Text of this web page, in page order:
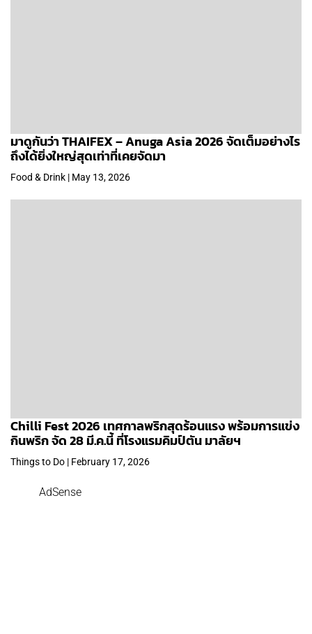
มาดูกันว่า THAIFEX – Anuga Asia 2026 จัดเต็มอย่างไร
ถึงได้ยิ่งใหญ่สุดเท่าที่เคยจัดมา
Food & Drink | May 13, 2026
Chilli Fest 2026 เทศกาลพริกสุดร้อนแรง พร้อมการแข่ง
กินพริก จัด 28 มี.ค.นี้ ที่โรงแรมคิมป์ตัน มาลัยฯ
Things to Do | February 17, 2026
AdSense